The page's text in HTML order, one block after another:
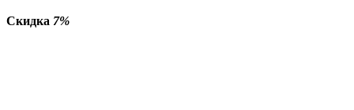
Скидка 7%